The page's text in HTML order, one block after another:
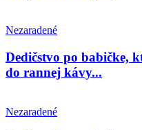
Nezaradené
Dedičstvo po babičke,
do rannej kávy...
Nezaradené